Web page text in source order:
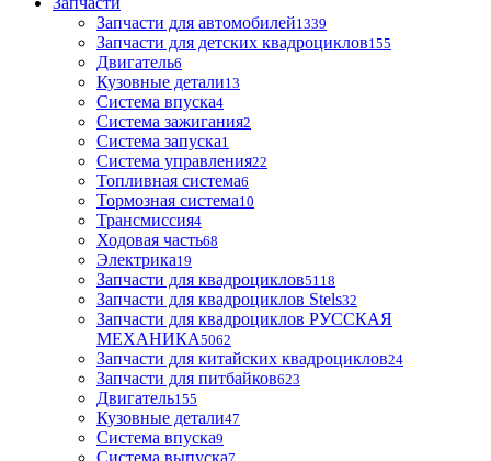
Запчасти для автомобилей1339
Запчасти для детских квадроциклов155
Двигатель6
Кузовные детали13
Система впуска4
Система зажигания2
Система запуска1
Система управления22
Топливная система6
Тормозная система10
Трансмиссия4
Ходовая часть68
Электрика19
Запчасти для квадроциклов5118
Запчасти для квадроциклов Stels32
Запчасти для квадроциклов РУССКАЯ
МЕХАНИКА5062
Запчасти для китайских квадроциклов24
Запчасти для питбайков623
Двигатель155
Кузовные детали47
Система впуска9
Система выпуска